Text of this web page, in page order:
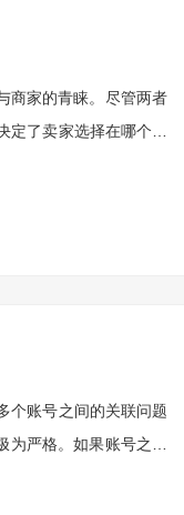
商家的青睐。尽管两者
了卖家选择在哪个平
个账号之间的关联问题
严格。如果账号之间